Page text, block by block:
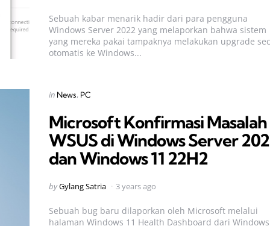
Sebuah kabar menarik hadir dari para pengguna
Windows Server 2022 yang melaporkan bahwa sistem
yang mereka pakai tampaknya melakukan upgrade
otomatis ke Windows...
Categories
Posted
in News PC
Microsoft Konfirmasi Masalah
WSUS di Windows Server
dan Windows 11 22H2
Posted
byGylang Satria 3 years ago
Sebuah bug baru dilaporkan oleh Microsoft melalui
halaman Windows 11 Health Dashboard dari Windows